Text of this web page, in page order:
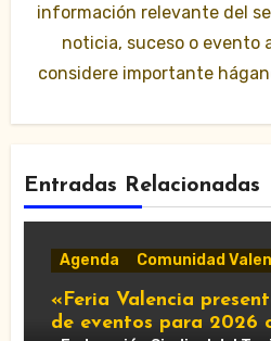
información relevante del
noticia, suceso o evento
considere importante
Entradas Relacionadas
Agenda Comunidad
«Feria Valencia
de eventos para 2026